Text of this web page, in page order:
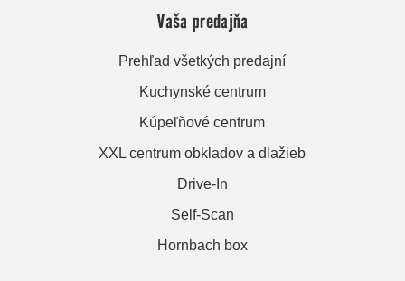
Vaša predajňa
Prehľad všetkých predajní
Kuchynské centrum
Kúpeľňové centrum
XXL centrum obkladov a dlažieb
Drive-In
Self-Scan
Hornbach box